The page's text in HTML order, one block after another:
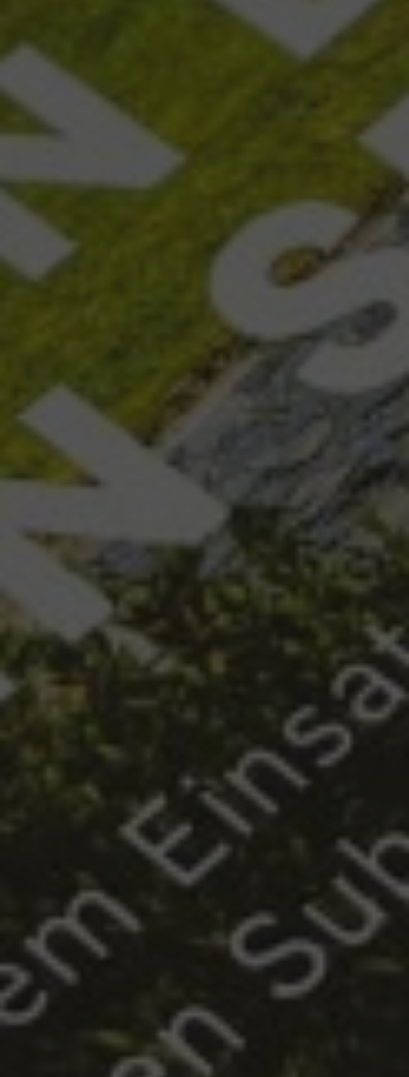
Kontaktieren Sie mich gerne - wir
freuen uns auf die weitere
Zusammenarbeit und die
spannenden Projekte, die vor uns
Vielen Dank für Ihr Vertrauen und
Ihre Unterstützung!
Justus Asselmeyer